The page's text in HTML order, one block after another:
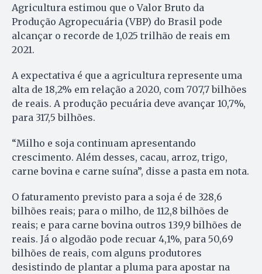
Agricultura estimou que o Valor Bruto da
Produção Agropecuária (VBP) do Brasil pode
alcançar o recorde de 1,025 trilhão de reais em
2021.
A expectativa é que a agricultura represente uma
alta de 18,2% em relação a 2020, com 707,7 bilhões
de reais. A produção pecuária deve avançar 10,7%,
para 317,5 bilhões.
“Milho e soja continuam apresentando
crescimento. Além desses, cacau, arroz, trigo,
carne bovina e carne suína”, disse a pasta em nota.
O faturamento previsto para a soja é de 328,6
bilhões reais; para o milho, de 112,8 bilhões de
reais; e para carne bovina outros 139,9 bilhões de
reais. Já o algodão pode recuar 4,1%, para 50,69
bilhões de reais, com alguns produtores
desistindo de plantar a pluma para apostar na